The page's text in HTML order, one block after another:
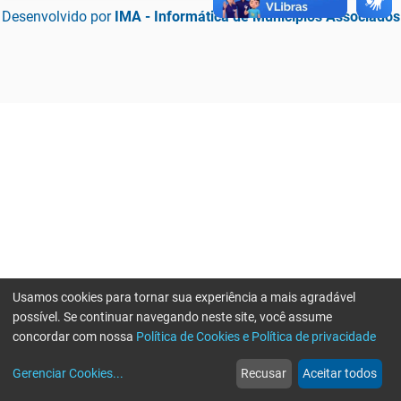
Desenvolvido por IMA - Informática de Municípios Associados
web
Notícias
more_horiz
Mais
Usamos cookies para tornar sua experiência a mais agradável
possível. Se continuar navegando neste site, você assume
concordar com nossa Política de Cookies e Política de privacidade
Gerenciar Cookies... Recusar Aceitar todos
Erro ao enviar informações, por favor tente novamente